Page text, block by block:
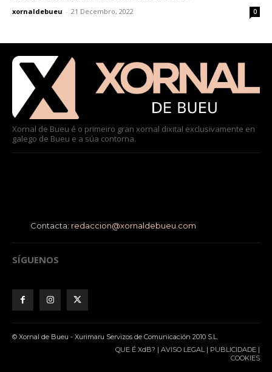
xornaldebueu - 21 Decembro, 2022 0
Xornal de Bueu é o primeiro gran xornal dixital exclusivamente en
galego de Bueu e a súa contorna.
Contacta: redaccion@xornaldebueu.com
SÍGUENOS
© Xornal de Bueu - Xurimaru Servizos de Comunicación 2010 S.L.
QUE É XdB? | AVISO LEGAL| PUBLICIDADE |
COOKIES